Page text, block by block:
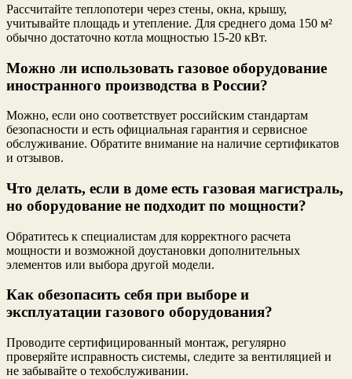
Рассчитайте теплопотери через стены, окна, крышу,
учитывайте площадь и утепление. Для среднего дома 150 м²
обычно достаточно котла мощностью 15-20 кВт.
Можно ли использовать газовое оборудование
иностранного производства в России?
Можно, если оно соответствует российским стандартам
безопасности и есть официальная гарантия и сервисное
обслуживание. Обратите внимание на наличие сертификатов
и отзывов.
Что делать, если в доме есть газовая магистраль,
но оборудование не подходит по мощности?
Обратитесь к специалистам для корректного расчета
мощности и возможной доустановки дополнительных
элементов или выбора другой модели.
Как обезопасить себя при выборе и
эксплуатации газового оборудования?
Проводите сертифицированный монтаж, регулярно
проверяйте исправность системы, следите за вентиляцией и
не забывайте о техобслуживании.